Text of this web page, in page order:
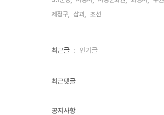
제정구,
삼괴, 조선,
최
인
최근글 인기글
최근댓글
공지사항